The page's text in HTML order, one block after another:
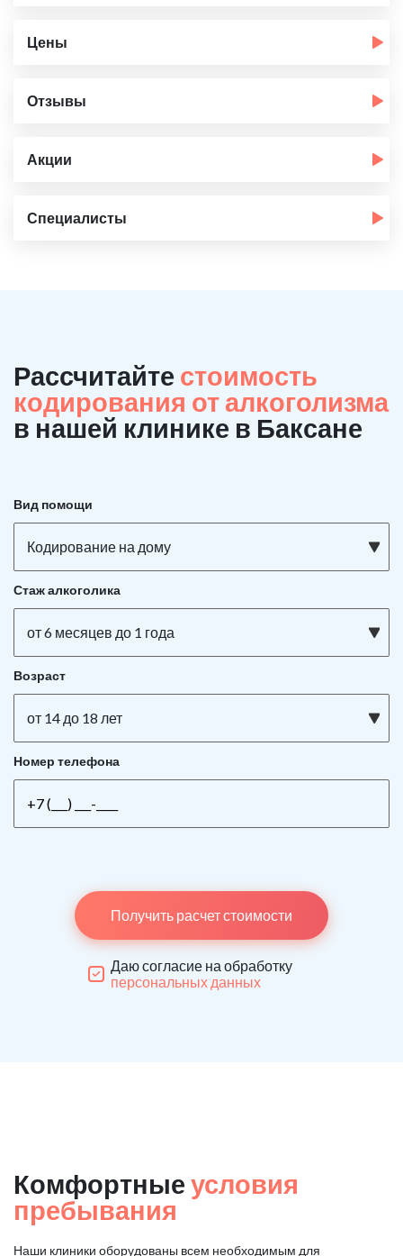
Цены
Отзывы
Акции
Специалисты
Рассчитайте стоимость
кодирования от алкоголизма
в нашей клинике в Баксане
Вид помощи
Кодирование на дому
Стаж алкоголика
от 6 месяцев до 1 года
Возраст
от 14 до 18 лет
Номер телефона
Получить расчет стоимости
Даю согласие на обработку
персональных данных
Комфортные условия
пребывания
Наши клиники оборудованы всем необходимым для